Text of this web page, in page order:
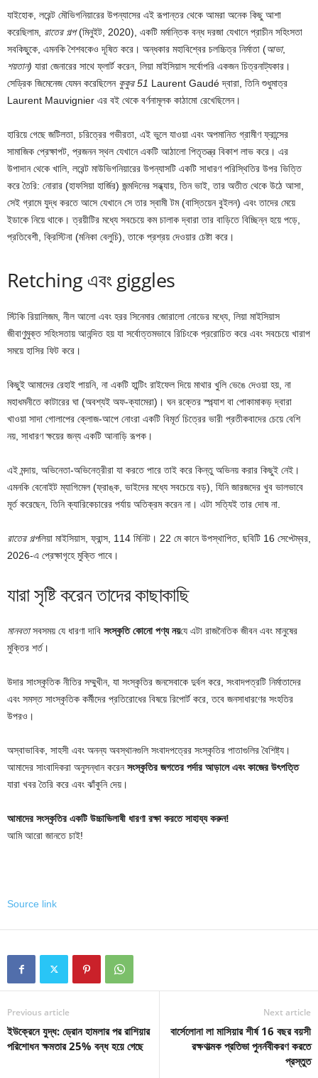
যাইহোক, লরেন্ট মৌভিগনিয়ারের উপন্যাসের এই রূপান্তর থেকে আমরা অনেক কিছু আশা
করেছিলাম, রাতের গল্প(মিনুইট, 2020), একটি মর্মান্তিক বন্ধ দরজা যেখানে প্রাচীন সহিংসতা
সবকিছুকে, এমনকি শৈশবকেও দূষিত করে। অন্ধকার মহাবিশ্বের চলচ্চিত্র নির্মাতা (আভা,
শয়তান) যারা জেনারের সাথে ফ্লার্ট করেন, লিয়া মাইসিয়াস সর্বোপরি একজন চিত্রনাট্যকার।
সেড্রিক জিমেনেজ যেমন করেছিলেন কুকুর 51 Laurent Gaudé দ্বারা, তিনি শুধুমাত্র
Laurent Mauvignier এর বই থেকে বর্ণনামূলক কাঠামো রেখেছিলেন।
হারিয়ে গেছে জটিলতা, চরিত্রের গভীরতা, এই ভুলে যাওয়া এবং অপমানিত গ্রামীণ ফ্রান্সের
সামাজিক প্রেক্ষাপট, প্রজনন স্থল যেখানে একটি আঠালো পিতৃতন্ত্র বিকাশ লাভ করে। এর
উপাদান থেকে খালি, লরেন্ট মাউভিগনিয়ারের উপন্যাসটি একটি সাধারণ পরিস্থিতির উপর ভিত্তি
করে তৈরি: নোরার (হাফসিয়া হার্জির) জন্মদিনের সন্ধ্যায়, তিন ভাই, তার অতীত থেকে উঠে আসা,
সেই গ্রামে যুদ্ধ করতে আসে যেখানে সে তার স্বামী টম (বাস্তিয়েন বুইলন) এবং তাদের মেয়ে
ইডাকে নিয়ে থাকে। ত্রয়ীটির মধ্যে সবচেয়ে কম চালাক দ্বারা তার বাড়িতে বিচ্ছিন্ন হয়ে পড়ে,
প্রতিবেশী, ক্রিস্টিনা (মনিকা বেলুচি), তাকে প্রশ্রয় দেওয়ার চেষ্টা করে।
Retching এবং giggles
স্টিকি রিয়ালিজম, নীল আলো এবং হরর সিনেমার জোরালো নোডের মধ্যে, লিয়া মাইসিয়াস
জীবাণুমুক্ত সহিংসতায় আনন্দিত হয় যা সর্বোত্তমভাবে রিচিংকে প্ররোচিত করে এবং সবচেয়ে খারাপ
সময়ে হাসির ফিট করে।
কিছুই আমাদের রেহাই পায়নি, না একটি হান্টিং রাইফেল দিয়ে মাথার খুলি ভেঙে দেওয়া হয়, না
মহাধমনীতে কাটারের ঘা (অবশ্যই অফ-ক্যামেরা)। ঘন রক্তের স্প্ল্যাশ বা পোকামাকড় দ্বারা
খাওয়া সাদা গোলাপের ক্লোজ-আপে নোংরা একটি বিমূর্ত চিত্রের ভারী প্রতীকবাদের চেয়ে বেশি
নয়, সাধারণ ক্ষয়ের জন্য একটি আনাড়ি রূপক।
এই মন্দায়, অভিনেতা-অভিনেত্রীরা যা করতে পারে তাই করে কিন্তু অভিনয় করার কিছুই নেই।
এমনকি বেনোইট ম্যাগিমেল (ফ্রাঙ্ক, ভাইদের মধ্যে সবচেয়ে বড়), যিনি জারজদের খুব ভালভাবে
মূর্ত করেছেন, তিনি ক্যারিকেচারের পর্যায় অতিক্রম করেন না। এটা সত্যিই তার দোষ না.
রাতের গল্পলিয়া মাইসিয়াস, ফ্রান্স, 114 মিনিট। 22 মে কানে উপস্থাপিত, ছবিটি 16 সেপ্টেম্বর,
2026-এ প্রেক্ষাগৃহে মুক্তি পাবে।
যারা সৃষ্টি করেন তাদের কাছাকাছি
মানবতাসবসময় যে ধারণা দাবি সংস্কৃতি কোনো পণ্য নয়যে এটা রাজনৈতিক জীবন এবং মানুষের
মুক্তির শর্ত।
উদার সাংস্কৃতিক নীতির সম্মুখীন, যা সংস্কৃতির জনসেবাকে দুর্বল করে, সংবাদপত্রটি নির্মাতাদের
এবং সমস্ত সাংস্কৃতিক কর্মীদের প্রতিরোধের বিষয়ে রিপোর্ট করে, তবে জনসাধারণের সংহতির
উপরও।
অস্বাভাবিক, সাহসী এবং অনন্য অবস্থানগুলি সংবাদপত্রের সংস্কৃতির পাতাগুলির বৈশিষ্ট্য।
আমাদের সাংবাদিকরা অনুসন্ধান করেনসংস্কৃতির জগতের পর্দার আড়ালে এবং কাজের উৎপত্তি
যারা খবর তৈরি করে এবং ঝাঁকুনি দেয়।
আমাদের সংস্কৃতির একটি উচ্চাভিলাষী ধারণা রক্ষা করতে সাহায্য করুন!
আমি আরো জানতে চাই!
Source link
Previous article
ইউক্রেনে যুদ্ধ: ড্রোন হামলার পর রাশিয়ার
পরিশোধন ক্ষমতার 25% বন্ধ হয়ে গেছে
Next article
বার্সেলোনা লা মাসিয়ার শীর্ষ 16 বছর বয়সী
রক্ষণাত্মক প্রতিভা পুনর্নবীকরণ করতে
প্রস্তুত